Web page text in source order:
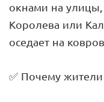
окнами на
Королева или
оседает на
✅ Почему